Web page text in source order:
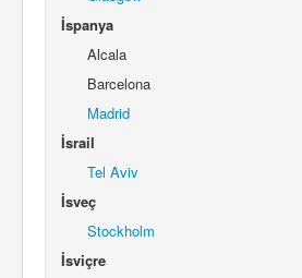
İspanya
Alcala
Barcelona
Madrid
İsrail
Tel Aviv
İsveç
Stockholm
İsviçre